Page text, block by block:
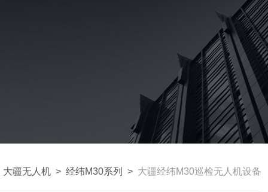
大疆无人机 > 经纬M30系列 > 大疆经纬M30巡检无人机设备